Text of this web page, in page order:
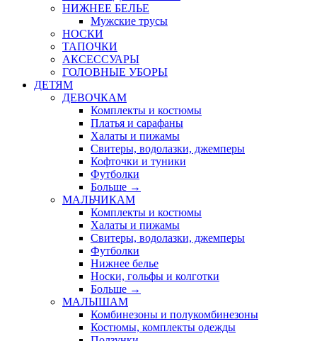
НИЖНЕЕ БЕЛЬЕ
Мужские трусы
НОСКИ
ТАПОЧКИ
АКСЕССУАРЫ
ГОЛОВНЫЕ УБОРЫ
ДЕТЯМ
ДЕВОЧКАМ
Комплекты и костюмы
Платья и сарафаны
Халаты и пижамы
Свитеры, водолазки, джемперы
Кофточки и туники
Футболки
Больше →
МАЛЬЧИКАМ
Комплекты и костюмы
Халаты и пижамы
Свитеры, водолазки, джемперы
Футболки
Нижнее белье
Носки, гольфы и колготки
Больше →
МАЛЫШАМ
Комбинезоны и полукомбинезоны
Костюмы, комплекты одежды